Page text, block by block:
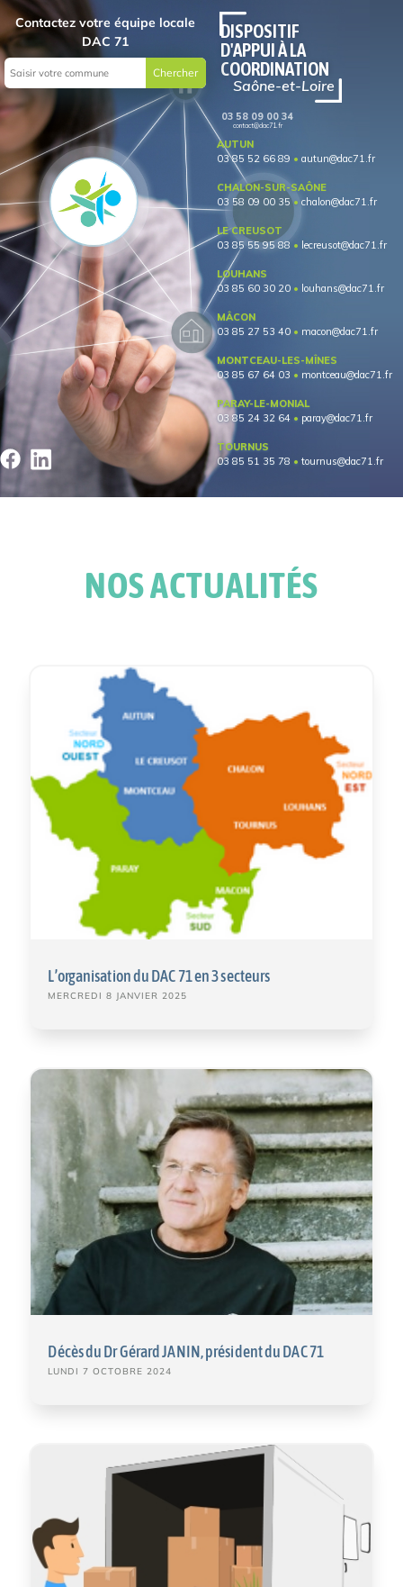
Contactez votre équipe locale
DAC 71
AUTUN
03 85 52 66 89
autun@dac71.fr
CHALON-SUR-SAÔNE
03 58 09 00 35
chalon@dac71.fr
LE CREUSOT
03 85 55 95 88
lecreusot@dac71.fr
LOUHANS
03 85 60 30 20
louhans@dac71.fr
MÂCON
03 85 27 53 40
macon@dac71.fr
MONTCEAU-LES-MÎNES
03 85 67 64 03
montceau@dac71.fr
PARAY-LE-MONIAL
03 85 24 32 64
paray@dac71.fr
TOURNUS
03 85 51 35 78
tournus@dac71.fr
03 58 09 00 34
contact@dac71.fr
NOS ACTUALITÉS
L’organisation du DAC 71 en 3 secteurs
MERCREDI 8 JANVIER 2025
Décès du Dr Gérard JANIN, président du DAC 71
LUNDI 7 OCTOBRE 2024